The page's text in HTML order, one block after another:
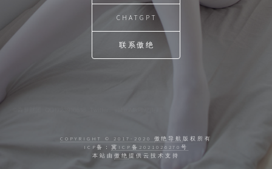
CHATGPT
联系傲绝
COPYRIGHT © 2017-2020 傲绝导航版权所有
ICP备：冀ICP备2021026270号
本站由傲绝提供云技术支持